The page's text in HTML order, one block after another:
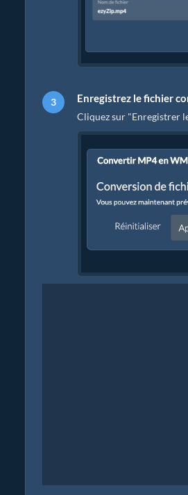
Enregistrez le fichier
Cliquez sur "Enregistrer